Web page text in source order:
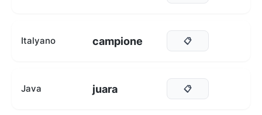
Italyano campione 📋
Java juara 📋